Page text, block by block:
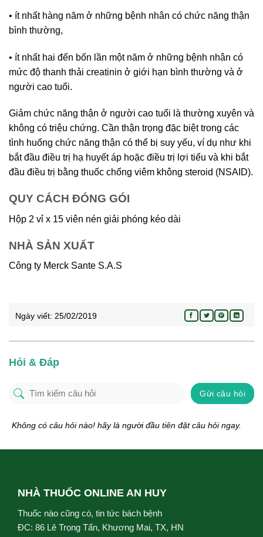
• ít nhất hàng năm ở những bệnh nhân có chức năng thận
bình thường,
• ít nhất hai đến bốn lần một năm ở những bệnh nhân có
mức độ thanh thải creatinin ở giới hạn bình thường và ở
người cao tuổi.
Giảm chức năng thận ở người cao tuổi là thường xuyên và
không có triệu chứng. Cần thận trọng đặc biệt trong các
tình huống chức năng thận có thể bị suy yếu, ví dụ như khi
bắt đầu điều trị hạ huyết áp hoặc điều trị lợi tiểu và khi bắt
đầu điều trị bằng thuốc chống viêm không steroid (NSAID).
QUY CÁCH ĐÓNG GÓI
Hộp 2 vỉ x 15 viên nén giải phóng kéo dài
NHÀ SẢN XUẤT
Công ty Merck Sante S.A.S
Ngày viết: 25/02/2019
Hỏi & Đáp
Gửi câu hỏi
Không có câu hỏi nào! hãy là người đầu tiên đặt câu hỏi ngay.
NHÀ THUỐC ONLINE AN HUY
Thuốc nào cũng có, tin tức bách bệnh
ĐC: 86 Lê Trọng Tấn, Khương Mai, TX, HN